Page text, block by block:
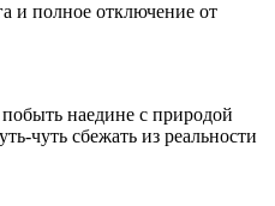
и полное отключение от
наедине с природой
чуть сбежать из реальности